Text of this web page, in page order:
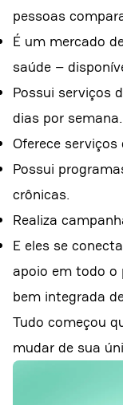
pessoas
É um mercado
saúde –
Possui serviços
dias por semana.
Oferece serviços
Possui
crônicas.
Realiza
E eles se
apoio em todo
bem integrada
Tudo começou
mudar de sua